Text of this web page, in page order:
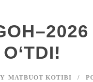
MATBUOT KOTIBI